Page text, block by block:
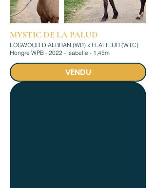
MYSTIC DE LA PALUD
LOGWOOD D'ALBRAN (WB) x FLATTEUR (WTC)
Hongre WPB - 2022 - Isabelle - 1,45m
VENDU